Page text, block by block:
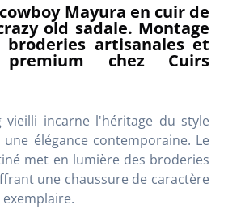
Mayura en cuir de
old sadale. Montage
broderies artisanales et
chez Cuirs
vieilli incarne l'héritage du style
une élégance contemporaine. Le
met en lumière des broderies
une chaussure de caractère